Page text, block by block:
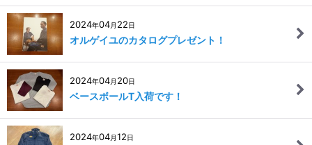
2024年04月 22日
オルゲイユのカタログプレゼント！
2024年04月 20日
ベースボールT入荷です！
2024年04月12日